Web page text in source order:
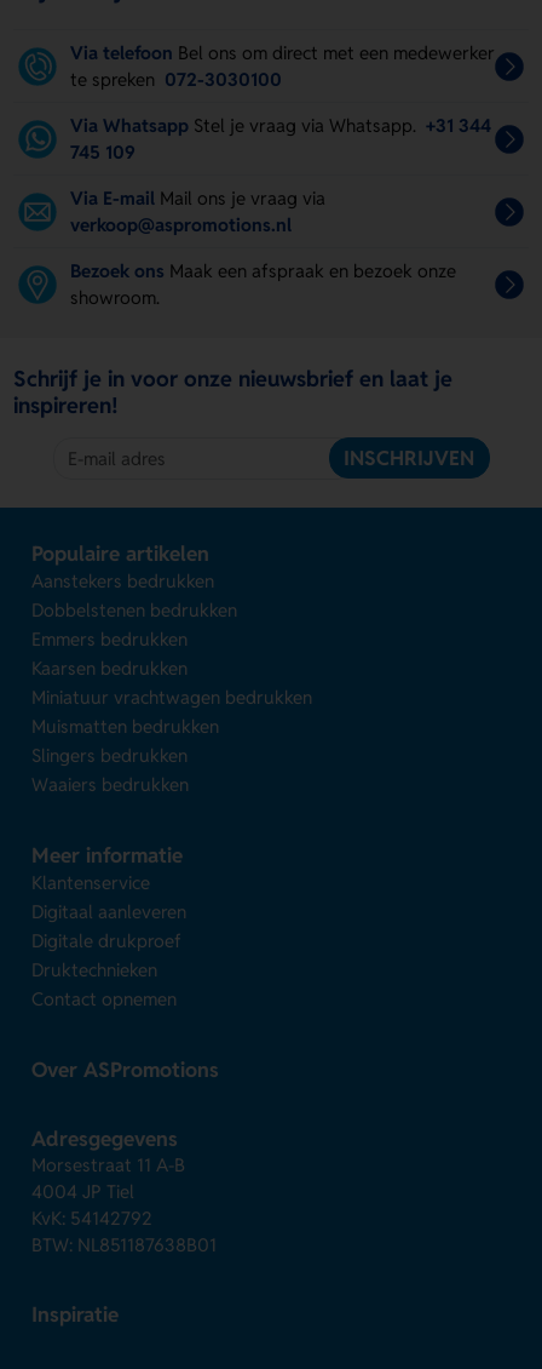
Via telefoon Bel ons om direct met een medewerker
te spreken 072-3030100
Via Whatsapp Stel je vraag via Whatsapp. +31 344
745 109
Via E-mail Mail ons je vraag via
verkoop@aspromotions.nl
Bezoek ons Maak een afspraak en bezoek onze
showroom.
Schrijf je in voor onze nieuwsbrief en laat je
inspireren!
INSCHRIJVEN
Populaire artikelen
Aanstekers bedrukken
Dobbelstenen bedrukken
Emmers bedrukken
Kaarsen bedrukken
Miniatuur vrachtwagen bedrukken
Muismatten bedrukken
Slingers bedrukken
Waaiers bedrukken
Meer informatie
Klantenservice
Digitaal aanleveren
Digitale drukproef
Druktechnieken
Contact opnemen
Over ASPromotions
Adresgegevens
Morsestraat 11 A-B
4004 JP Tiel
KvK: 54142792
BTW: NL851187638B01
Inspiratie